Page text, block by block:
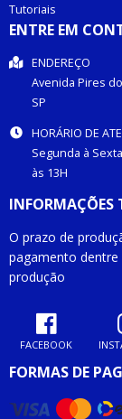
Tutoriais
ENTRE EM
ENDEREÇO
Avenida Pires
SP
HORÁRIO DE
Segunda à
às 13H
INFORMAÇÕES
O prazo de
pagamento
produção
FACEBOOK
FORMAS DE